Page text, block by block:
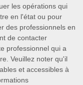
les opérations qui
en l'état ou pour
des professionnels en
de contacter
professionnel qui a
Veuillez noter qu'il
et accessibles à